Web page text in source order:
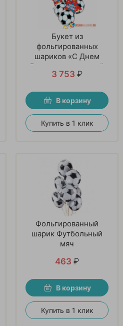
Букет из
фольгированных
шариков «С Днем
Рождения, молодой
футболист!»
3 753 ₽
В корзину
Купить в 1 клик
Фольгированный
шарик Футбольный
мяч
463 ₽
В корзину
Купить в 1 клик